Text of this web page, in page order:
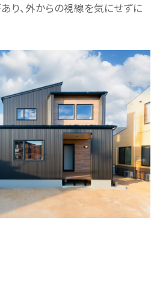
り、外からの視線を気にせずに